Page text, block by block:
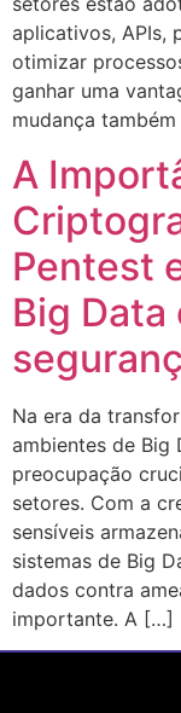
aplicativos, APIs,
otimizar
ganhar uma
mudança
A
Pentest
Big Data
Na era da
ambientes de Big
preocupação
setores. Com a
sensíveis
sistemas de Big
dados contra
importante. A […]